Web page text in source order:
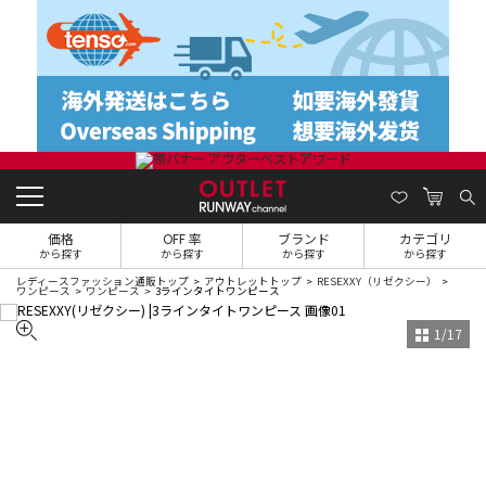
価格
から探す
OFF 率
から探す
ブランド
から探す
カテゴリ
から探す
レディースファッション通販トップ アウトレットトップ RESEXXY（リゼクシー）
ワンピース ワンピース 3ラインタイトワンピース
1 /17